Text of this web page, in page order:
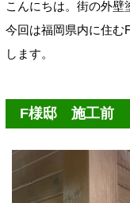
こんにちは。街の外壁
今回は福岡県内に住む
します。
F様邸 施工前